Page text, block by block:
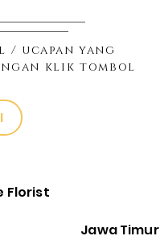
/ ucapan yang
klik tombol
Florist
Jawa Timur